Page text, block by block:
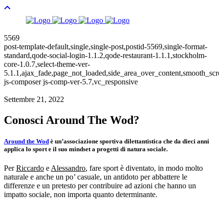
5569
post-template-default,single,single-post,postid-5569,single-format-
standard,qode-social-login-1.1.2,qode-restaurant-1.1.1,stockholm-
core-1.0.7,select-theme-ver-
js-composer js-comp-ver-5.7,vc_responsive
Settembre 21, 2022
Conosci Around The Wod?
Around the Wod è un’associazione sportiva dilettantistica che da dieci anni
applica lo sport e il suo mindset a progetti di natura sociale.
PerRiccardo e Alessandro, fare sport è diventato, in modo molto
naturale e anche un po’ casuale, un antidoto per abbattere le
differenze e un pretesto per contribuire ad azioni che hanno un
impatto sociale, non importa quanto determinante.